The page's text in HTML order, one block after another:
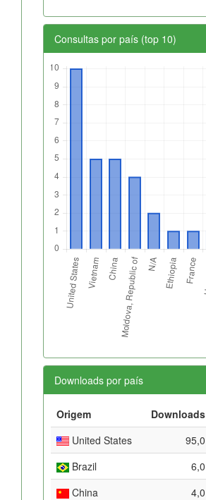
Consultas por país (top 10)
Downloads por país
Origem Downloads
United States
95,0
Brazil
6,0
China
4,0